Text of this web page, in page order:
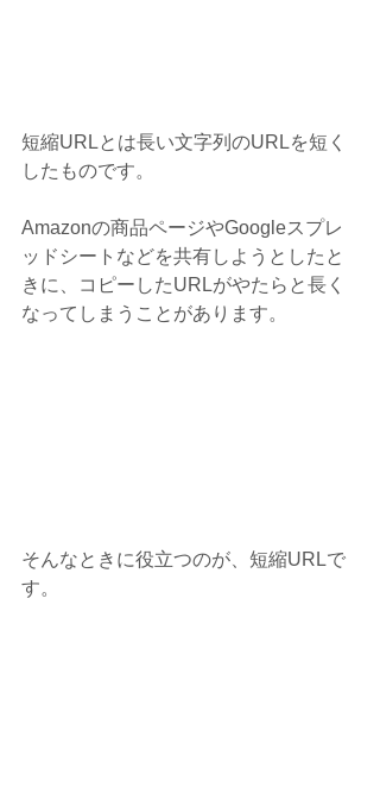
短縮URLとは長い文字列のURLを短く
したものです。
Amazonの商品ページやGoogleスプレ
ッドシートなどを共有しようとしたと
きに、コピーしたURLがやたらと長く
なってしまうことがあります。
そんなときに役立つのが、短縮URLで
す。